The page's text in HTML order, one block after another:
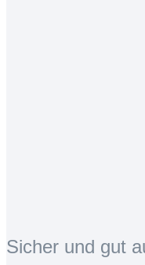
Sicher und gut